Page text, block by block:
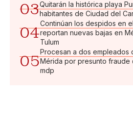
03Quitarán la histórica playa
habitantes de Ciudad del
04
Continúan los despidos en
reportan nuevas bajas en
Tulum
05
Procesan a dos empleados
Mérida por presunto fraude
mdp